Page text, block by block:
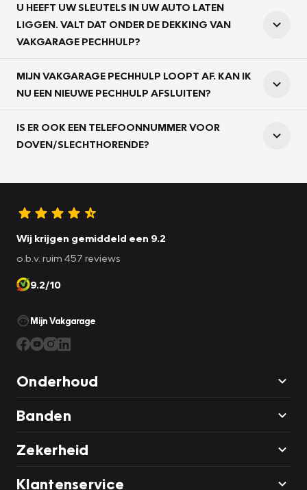
U HEEFT UW SLEUTELS IN UW AUTO LATEN
LIGGEN. VALT DAT ONDER DE DEKKING VAN
VAKGARAGE PECHHULP?
MIJN VAKGARAGE PECHHULP LOOPT AF. KAN IK
NU EEN NIEUWE PECHHULP AFSLUITEN?
IS ER OOK EEN TELEFOONNUMMER VOOR
DOVEN/SLECHTHORENDE?
Wij krijgen gemiddeld een 9.2
o.b.v. ruim 457 reviews
9.2/10
Mijn Vakgarage
Onderhoud
Banden
Zekerheid
Klantenservice